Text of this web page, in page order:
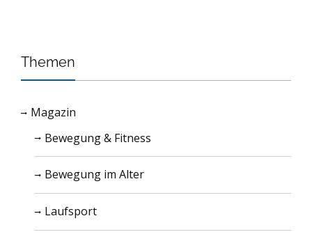
Themen
Magazin
Bewegung & Fitness
Bewegung im Alter
Laufsport